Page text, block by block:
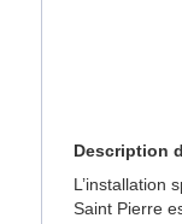
Description
L’installation
Saint Pierre